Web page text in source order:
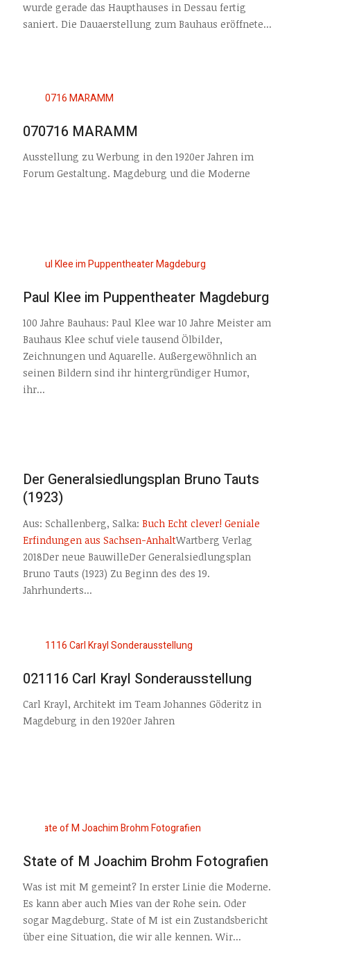
wurde gerade das Haupthauses in Dessau fertig
saniert. Die Dauaerstellung zum Bauhaus eröffnete...
070716 MARAMM
Ausstellung zu Werbung in den 1920er Jahren im
Forum Gestaltung. Magdeburg und die Moderne
Paul Klee im Puppentheater Magdeburg
100 Jahre Bauhaus: Paul Klee war 10 Jahre Meister am
Bauhaus Klee schuf viele tausend Ölbilder,
Zeichnungen und Aquarelle. Außergewöhnlich an
seinen Bildern sind ihr hintergründiger Humor,
ihr...
Der Generalsiedlungsplan Bruno Tauts
(1923)
Aus: Schallenberg, Salka:Buch Echt clever! Geniale
Erfindungen aus Sachsen-AnhaltWartberg Verlag
2018Der neue BauwilleDer Generalsiedlungsplan
Bruno Tauts (1923) Zu Beginn des des 19.
Jahrhunderts...
021116 Carl Krayl Sonderausstellung
Carl Krayl, Architekt im Team Johannes Göderitz in
Magdeburg in den 1920er Jahren
State of M Joachim Brohm Fotografien
Was ist mit M gemeint? In erster Linie die Moderne.
Es kann aber auch Mies van der Rohe sein. Oder
sogar Magdeburg. State of M ist ein Zustandsbericht
über eine Situation, die wir alle kennen. Wir...